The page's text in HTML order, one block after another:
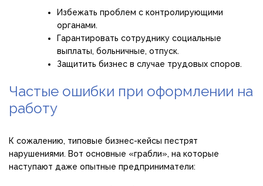
Избежать проблем с контролирующими
органами.
Гарантировать сотруднику социальные
выплаты, больничные, отпуск.
Защитить бизнес в случае трудовых споров.
Частые ошибки при оформлении на
работу
К сожалению, типовые бизнес-кейсы пестрят
нарушениями. Вот основные «грабли», на которые
наступают даже опытные предприниматели: